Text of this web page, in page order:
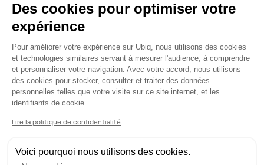
Sainte-Avoye offreun cadre plus calme mais tout aussi
riche culturellement
rue des Archives ou la rue Vieille-du-Temple, rappellent
l’histoire ancienne du Marais.
On y trouve plusieurs lieux emblématiques : leMusée
Carnavalet , entièrement consacré à l’histoire de Paris, et
le jardin Anne-Frank, petite oasis discrète qui permet de
souffler en plein centre-ville. Les galeries d’art y sont
artistique parisienne.
Des cookies pour optimiser votre
expérience
Plateforme de Gestion du
Pour améliorer votre expérience sur Ubiq, nous utilisons des cookies
et technologies similaires servant à mesurer l'audience, à comprendre
et personnaliser votre navigation. Avec votre accord, nous utilisons
des cookies pour stocker, consulter et traiter des données
personnelles telles que votre visite sur ce site internet, et les
identifiants de cookie.
Lire la politique de confidentialité
Voici pourquoi nous utilisons des cookies.